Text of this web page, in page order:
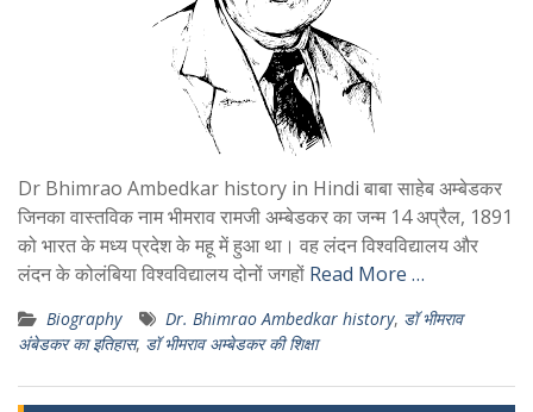
Dr Bhimrao Ambedkar history in Hindi बाबा साहेब अम्बेडकर
जिनका वास्तविक नाम भीमराव रामजी अम्बेडकर का जन्म 14 अप्रैल, 1891
को भारत के मध्य प्रदेश के महू में हुआ था। वह लंदन विश्वविद्यालय और
लंदन के कोलंबिया विश्वविद्यालय दोनों जगहों Read More …
Biography Dr. Bhimrao Ambedkar history, डॉ भीमराव
अंबेडकर का इतिहास, डॉ भीमराव अम्बेडकर की शिक्षा